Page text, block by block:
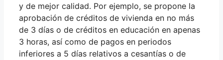
y de mejor calidad. Por ejemplo, se propone la
aprobación de créditos de vivienda en no más
de 3 días o de créditos en educación en apenas
3 horas, así como de pagos en periodos
inferiores a 5 días relativos a cesantías o de